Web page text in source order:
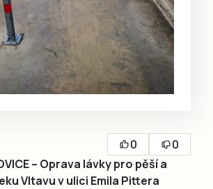
0
0
– Oprava lávky pro pěší a
Vltavu v ulici Emila Pittera